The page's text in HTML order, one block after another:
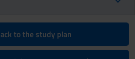
to the study plan